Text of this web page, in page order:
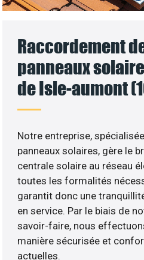
Raccordement
panneaux
de Isle-aumont
Notre entreprise,
panneaux solaires, gère le
centrale solaire au réseau
toutes les formalités
garantit donc une
en service. Par le biais de
savoir-faire, nous
manière sécurisée et
actuelles.